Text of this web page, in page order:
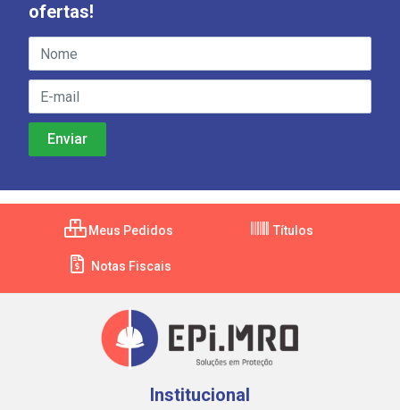
ofertas!
Meus Pedidos Títulos
Notas Fiscais
Institucional